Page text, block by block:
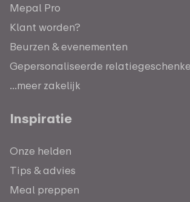
Mepal Pro
Klant worden?
Beurzen & evenementen
Gepersonaliseerde
...meer zakelijk
Inspiratie
Onze helden
Tips & advies
Meal preppen